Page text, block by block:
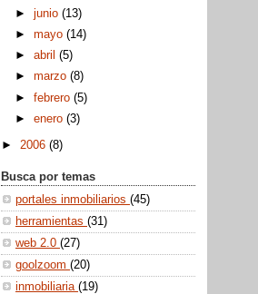
►junio(13)
►mayo(14)
►abril(5)
►marzo(8)
►febrero(5)
►enero(3)
► 2006 (8)
Busca por temas
portales inmobiliarios (45)
herramientas (31)
web 2.0 (27)
goolzoom (20)
inmobiliaria (19)